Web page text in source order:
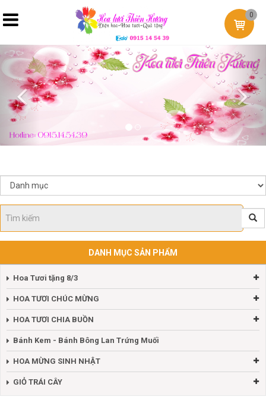
0
Previous
DANH MỤC SẢN PHẨM
Hoa Tươi tặng 8/3
HOA TƯƠI CHÚC MỪNG
HOA TƯƠI CHIA BUỒN
Bánh Kem - Bánh Bông Lan Trứng Muối
HOA MỪNG SINH NHẬT
GIỎ TRÁI CÂY